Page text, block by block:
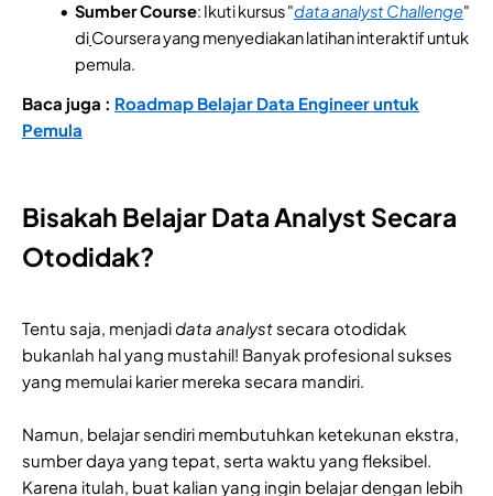
Sumber Course: Ikuti kursus "data analyst Challenge"
diCoursera yang menyediakan latihan interaktif untuk
pemula.
Baca juga : Roadmap Belajar Data Engineer untuk
Pemula
Bisakah Belajar Data Analyst Secara
Otodidak?
Tentu saja, menjadidata analystsecara otodidak
bukanlah hal yang mustahil! Banyak profesional sukses
yang memulai karier mereka secara mandiri.
Namun, belajar sendiri membutuhkan ketekunan ekstra,
sumber daya yang tepat, serta waktu yang fleksibel.
Karena itulah, buat kalian yang ingin belajar dengan lebih